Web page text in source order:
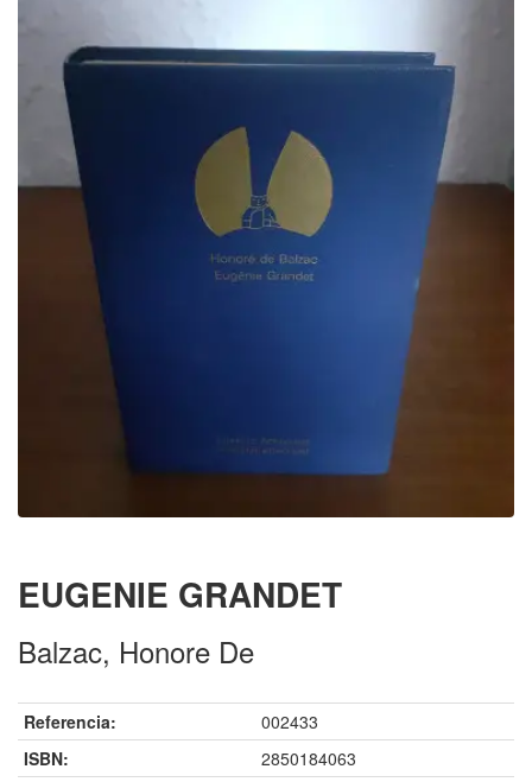
EUGENIE GRANDET
Balzac, Honore De
Referencia:
002433
ISBN:
2850184063